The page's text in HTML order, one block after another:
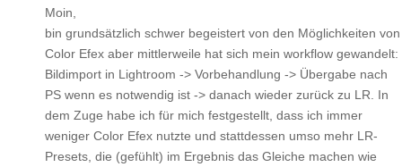
Moin,
bin grundsätzlich schwer begeistert von den Möglichkeiten von
Color Efex aber mittlerweile hat sich mein workflow gewandelt:
Bildimport in Lightroom -> Vorbehandlung -> Übergabe nach
PS wenn es notwendig ist -> danach wieder zurück zu LR. In
dem Zuge habe ich für mich festgestellt, dass ich immer
weniger Color Efex nutzte und stattdessen umso mehr LR-
Presets, die (gefühlt) im Ergebnis das Gleiche machen wie